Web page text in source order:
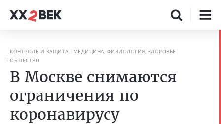
КОНТРОЛЬ И ЗАЩИТА
МЕДИЦИНА, ФИЗИОЛОГИЯ, ЗДОРОВЬЕ
ОБЩЕСТВО
В Москве снимаются
ограничения по
коронавирусу